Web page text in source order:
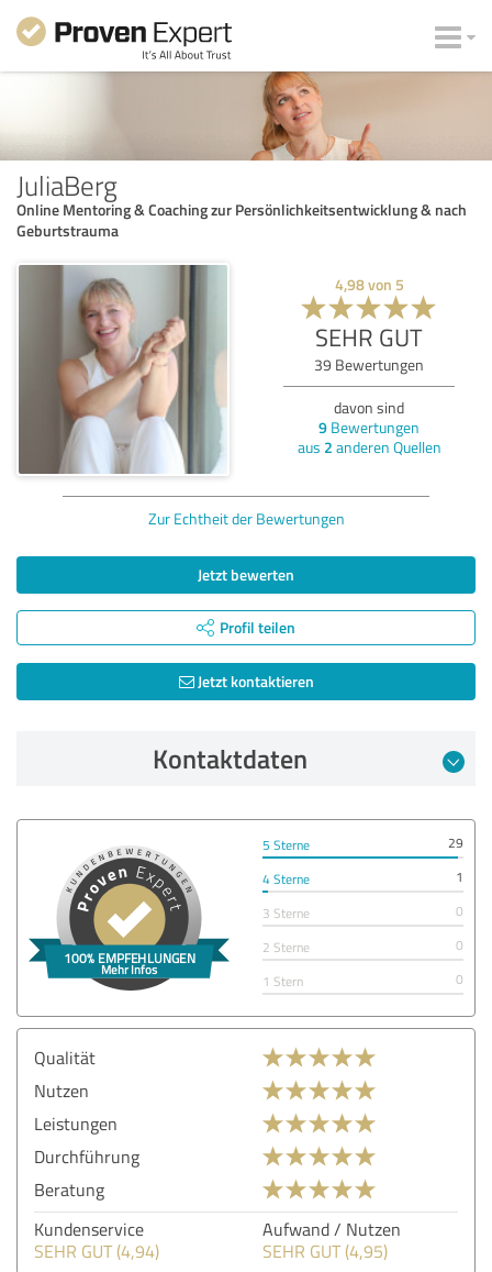
JuliaBerg
Online Mentoring & Coaching zur Persönlichkeitsentwicklung & nach
Geburtstrauma
4,98von 5
SEHR GUT
39 Bewertungen
davon sind
9 Bewertungen
aus 2 anderen Quellen
Zur Echtheit der Bewertungen
Jetzt bewerten
Profil teilen
Jetzt kontaktieren
Kontaktdaten
5 Sterne
29
4 Sterne
1
3 Sterne
0
2 Sterne
0
1 Stern
0
Qualität
Nutzen
Leistungen
Durchführung
Beratung
Kundenservice
SEHR GUT (4,94)
Aufwand / Nutzen
SEHR GUT (4,95)